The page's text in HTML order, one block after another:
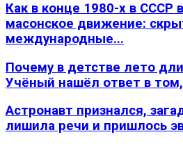
Как в конце 1980-х в СССР
масонское движение:
международные...
Почему в детстве лето
Учёный нашёл ответ в том,
Астронавт признался,
лишила речи и пришлось